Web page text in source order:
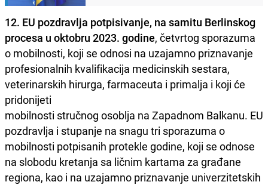
12. EU pozdravlja potpisivanje, na samitu Berlinskog
procesa u oktobru 2023. godine, četvrtog sporazuma
o mobilnosti, koji se odnosi na uzajamno priznavanje
profesionalnih kvalifikacija medicinskih sestara,
veterinarskih hirurga, farmaceuta i primalja i koji će
pridonijeti
mobilnosti stručnog osoblja na Zapadnom Balkanu. EU
pozdravlja i stupanje na snagu tri sporazuma o
mobilnosti potpisanih protekle godine, koji se odnose
na slobodu kretanja sa ličnim kartama za građane
regiona, kao i na uzajamno priznavanje univerzitetskih